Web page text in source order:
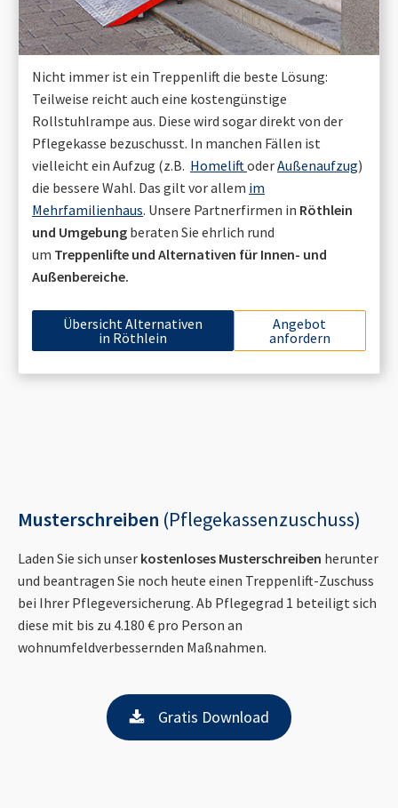
Nicht immer ist ein Treppenlift die beste Lösung:
Teilweise reicht auch eine kostengünstige
Rollstuhlrampe aus. Diese wird sogar direkt von der
Pflegekasse bezuschusst. In manchen Fällen ist
vielleicht ein Aufzug (z.B. HomeliftoderAußenaufzug)
die bessere Wahl. Das gilt vor allem im
Mehrfamilienhaus. Unsere Partnerfirmen in Röthlein
und Umgebung beraten Sie ehrlich rund
um Treppenlifte und Alternativen für Innen- und
Außenbereiche.
Übersicht Alternativen
in Röthlein
Angebot
anfordern
Musterschreiben (Pflegekassenzuschuss)
Laden Sie sich unser kostenloses Musterschreiben herunter
und beantragen Sie noch heute einen Treppenlift-Zuschuss
bei Ihrer Pflegeversicherung. Ab Pflegegrad 1 beteiligt sich
diese mit bis zu 4.180 € pro Person an
wohnumfeldverbessernden Maßnahmen.
Gratis Download